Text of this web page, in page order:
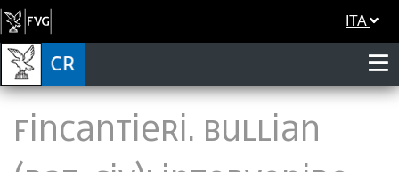
ITA
FINCANTIERI. BULLIAN